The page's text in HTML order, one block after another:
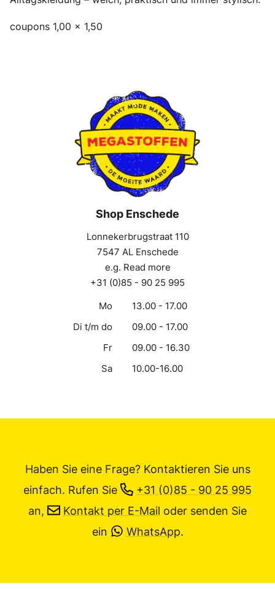
coupons 1,00 x 1,50
Shop Enschede
Lonnekerbrugstraat 110
7547 AL Enschede
e.g. Read more
+31 (0)85 - 90 25 995
Mo
13.00 - 17.00
Di t/m do
09.00 - 17.00
Fr
09.00 - 16.30
Sa
10.00-16.00
Haben Sie eine Frage? Kontaktieren Sie uns
einfach. Rufen Sie
+31 (0)85 - 90 25 995
an,
Kontakt per E-Mail oder senden Sie
ein
WhatsApp.